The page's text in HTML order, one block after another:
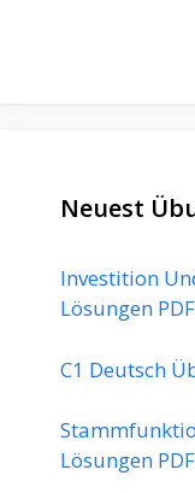
Neuest
Investition
Lösungen PDF
C1 Deutsch
Lösungen PDF